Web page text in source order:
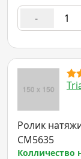
-
Ролик
CM5635
Колличество